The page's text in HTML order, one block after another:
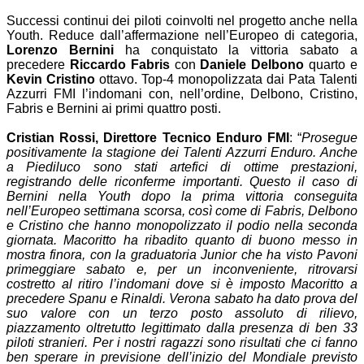
Successi continui dei piloti coinvolti nel progetto anche nella
Youth. Reduce dall’affermazione nell’Europeo di categoria,
Lorenzo Berniniha conquistato la vittoria sabato a
precedere Riccardo Fabriscon Daniele Delbono quarto e
Kevin Cristino ottavo. Top-4 monopolizzata dai Pata Talenti
Azzurri FMI l’indomani con, nell’ordine, Delbono, Cristino,
Fabris e Bernini ai primi quattro posti.
Cristian Rossi, Direttore Tecnico Enduro FMI : “Prosegue
positivamente la stagione dei Talenti Azzurri Enduro. Anche
a Piediluco sono stati artefici di ottime prestazioni,
registrando delle riconferme importanti. Questo il caso di
Bernini nella Youth dopo la prima vittoria conseguita
nell’Europeo settimana scorsa, così come di Fabris, Delbono
e Cristino che hanno monopolizzato il podio nella seconda
giornata. Macoritto ha ribadito quanto di buono messo in
mostra finora, con la graduatoria Junior che ha visto Pavoni
primeggiare sabato e, per un inconveniente, ritrovarsi
costretto al ritiro l’indomani dove si è imposto Macoritto a
precedere Spanu e Rinaldi. Verona sabato ha dato prova del
suo valore con un terzo posto assoluto di rilievo,
piazzamento oltretutto legittimato dalla presenza di ben 33
piloti stranieri. Per i nostri ragazzi sono risultati che ci fanno
ben sperare in previsione dell’inizio del Mondiale previsto